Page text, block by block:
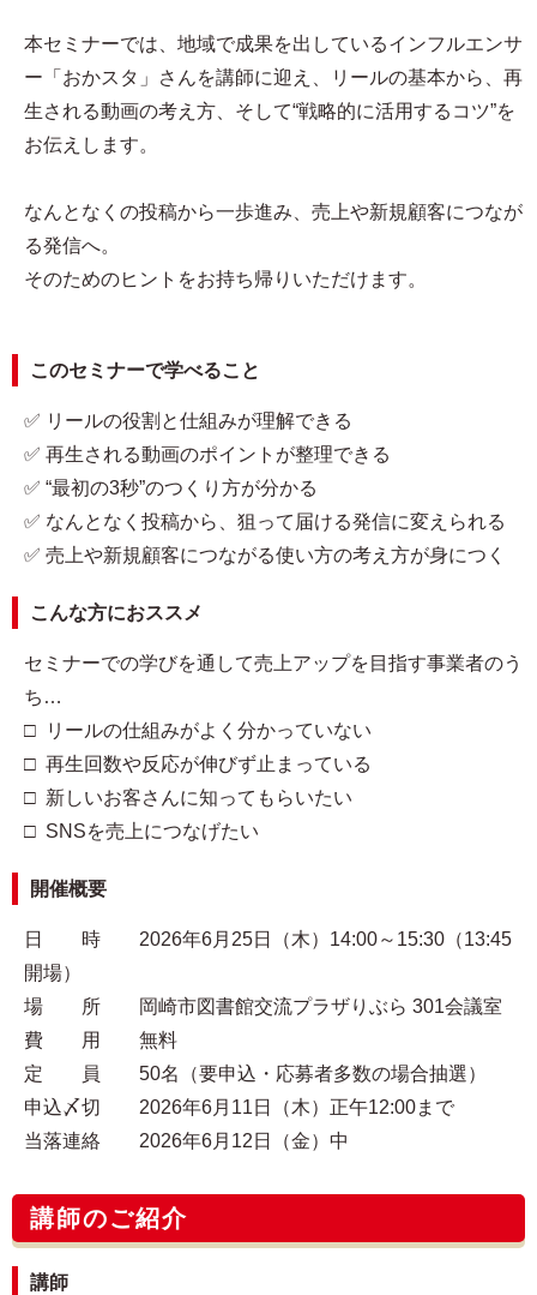
本セミナーでは、地域で成果を出しているインフルエンサ
ー「おかスタ」さんを講師に迎え、リールの基本から、再
生される動画の考え方、そして“戦略的に活用するコツ”を
お伝えします。
なんとなくの投稿から一歩進み、売上や新規顧客につなが
る発信へ。
そのためのヒントをお持ち帰りいただけます。
このセミナーで学べること
✅ リールの役割と仕組みが理解できる
✅ 再生される動画のポイントが整理できる
✅ “最初の3秒”のつくり方が分かる
✅ なんとなく投稿から、狙って届ける発信に変えられる
✅ 売上や新規顧客につながる使い方の考え方が身につく
こんな方におススメ
セミナーでの学びを通して売上アップを目指す事業者のう
ち…
□ リールの仕組みがよく分かっていない
□ 再生回数や反応が伸びず止まっている
□ 新しいお客さんに知ってもらいたい
□ SNSを売上につなげたい
開催概要
日 時 2026年6月25日（木）14:00～15:30（13:45
開場）
場 所 岡崎市図書館交流プラザりぶら 301会議室
費 用 無料
定 員 50名（要申込・応募者多数の場合抽選）
申込〆切 2026年6月11日（木）正午12:00まで
当落連絡 2026年6月12日（金）中
講師のご紹介
講師